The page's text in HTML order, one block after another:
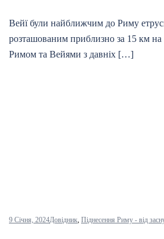
Вейї були найближчим до Риму
розташованим приблизно за 15 км на
Римом та Вейями з давніх […]
9 Січня, 2024Довідник, Піднесення Риму - від